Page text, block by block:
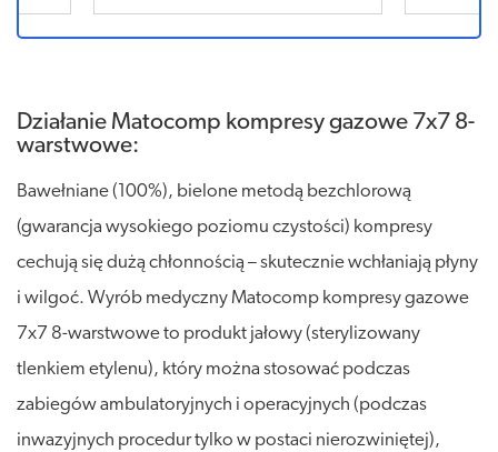
Działanie Matocomp kompresy gazowe 7x7 8-
warstwowe:
Bawełniane (100%), bielone metodą bezchlorową
(gwarancja wysokiego poziomu czystości) kompresy
cechują się dużą chłonnością – skutecznie wchłaniają płyny
i wilgoć. Wyrób medyczny Matocomp kompresy gazowe
7x7 8-warstwowe to produkt jałowy (sterylizowany
tlenkiem etylenu), który można stosować podczas
zabiegów ambulatoryjnych i operacyjnych (podczas
inwazyjnych procedur tylko w postaci nierozwiniętej),